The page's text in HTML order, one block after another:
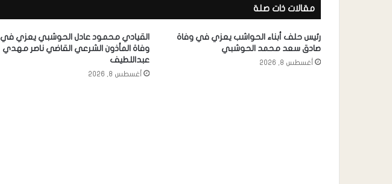
مقالات ذات صلة
رئيس حلف أبناء الحواشب يعزي في وفاة
صادق سعد محمد الحوشبي
أغسطس 8, 2026
القيادي محمود عادل الحوشبي يعزي في
وفاة المأذون الشرعي القاضي ناصر مهدي
عبداللطيف
أغسطس 8, 2026